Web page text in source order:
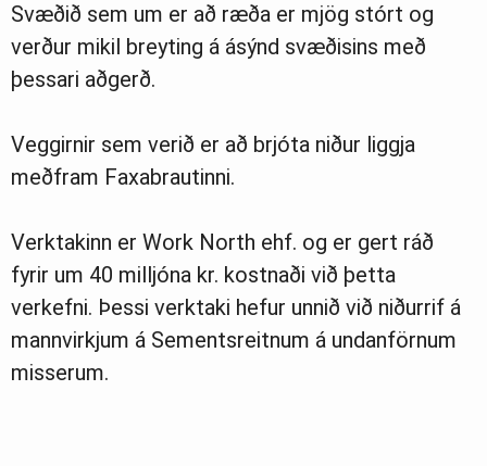
Svæðið sem um er að ræða er mjög stórt og
verður mikil breyting á ásýnd svæðisins með
þessari aðgerð.
Veggirnir sem verið er að brjóta niður liggja
meðfram Faxabrautinni.
Verktakinn er Work North ehf. og er gert ráð
fyrir um 40 milljóna kr. kostnaði við þetta
verkefni. Þessi verktaki hefur unnið við niðurrif á
mannvirkjum á Sementsreitnum á undanförnum
misserum.